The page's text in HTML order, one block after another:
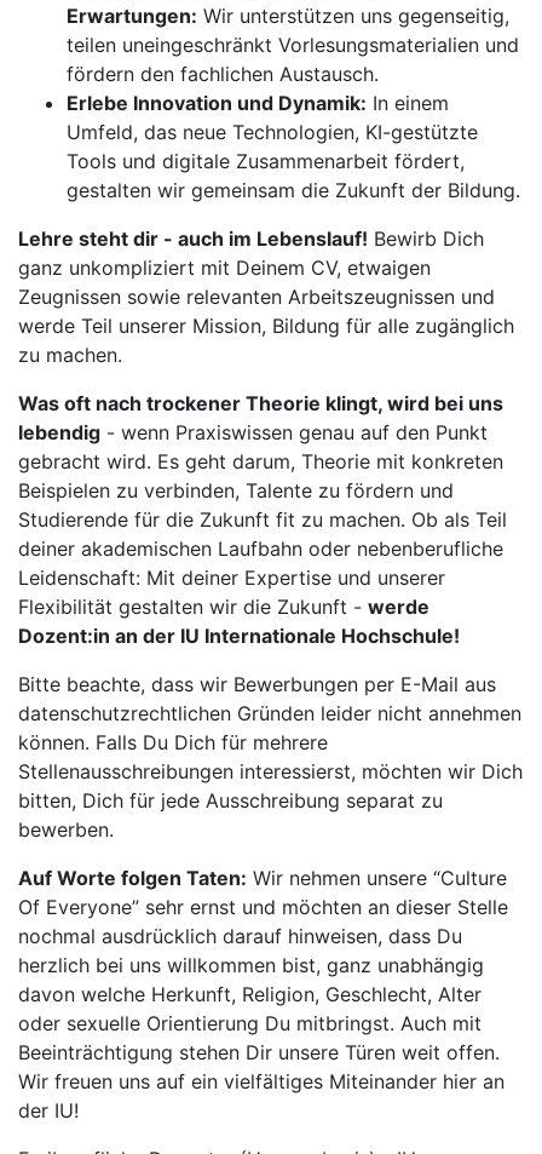
Erwartungen: Wir unterstützen uns gegenseitig,
teilen uneingeschränkt Vorlesungsmaterialien und
fördern den fachlichen Austausch.
Erlebe Innovation und Dynamik: In einem
Umfeld, das neue Technologien, KI-gestützte
Tools und digitale Zusammenarbeit fördert,
gestalten wir gemeinsam die Zukunft der Bildung.
Lehre steht dir - auch im Lebenslauf! Bewirb Dich
ganz unkompliziert mit Deinem CV, etwaigen
Zeugnissen sowie relevanten Arbeitszeugnissen und
werde Teil unserer Mission, Bildung für alle zugänglich
zu machen.
Was oft nach trockener Theorie klingt, wird bei uns
lebendig - wenn Praxiswissen genau auf den Punkt
gebracht wird. Es geht darum, Theorie mit konkreten
Beispielen zu verbinden, Talente zu fördern und
Studierende für die Zukunft fit zu machen. Ob als Teil
deiner akademischen Laufbahn oder nebenberufliche
Leidenschaft: Mit deiner Expertise und unserer
Flexibilität gestalten wir die Zukunft - werde
Dozent:in an der IU Internationale Hochschule!
Bitte beachte, dass wir Bewerbungen per E-Mail aus
datenschutzrechtlichen Gründen leider nicht annehmen
können. Falls Du Dich für mehrere
Stellenausschreibungen interessierst, möchten wir Dich
bitten, Dich für jede Ausschreibung separat zu
bewerben.
Auf Worte folgen Taten: Wir nehmen unsere “Culture
Of Everyone” sehr ernst und möchten an dieser Stelle
nochmal ausdrücklich darauf hinweisen, dass Du
herzlich bei uns willkommen bist, ganz unabhängig
davon welche Herkunft, Religion, Geschlecht, Alter
oder sexuelle Orientierung Du mitbringst. Auch mit
Beeinträchtigung stehen Dir unsere Türen weit offen.
Wir freuen uns auf ein vielfältiges Miteinander hier an
der IU!